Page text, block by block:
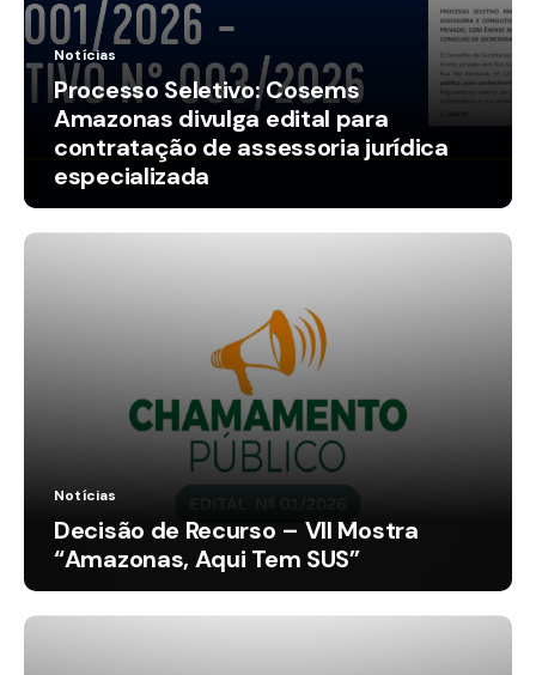
Notícias
Processo Seletivo: Cosems
Amazonas divulga edital para
contratação de assessoria jurídica
especializada
Notícias
Decisão de Recurso – VII Mostra
“Amazonas, Aqui Tem SUS”